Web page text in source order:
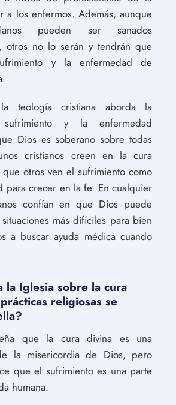
a los enfermos. Además, aunque
pueden ser sanados
otros no lo serán y tendrán que
y la enfermedad de
teología cristiana aborda la
y la enfermedad
Dios es soberano sobre todas
cristianos creen en la cura
otros ven el sufrimiento como
para crecer en la fe. En cualquier
confían en que Dios puede
más difíciles para bien
a buscar ayuda médica cuando
la Iglesia sobre la cura
religiosas se
que la cura divina es una
la misericordia de Dios, pero
que el sufrimiento es una parte
humana.